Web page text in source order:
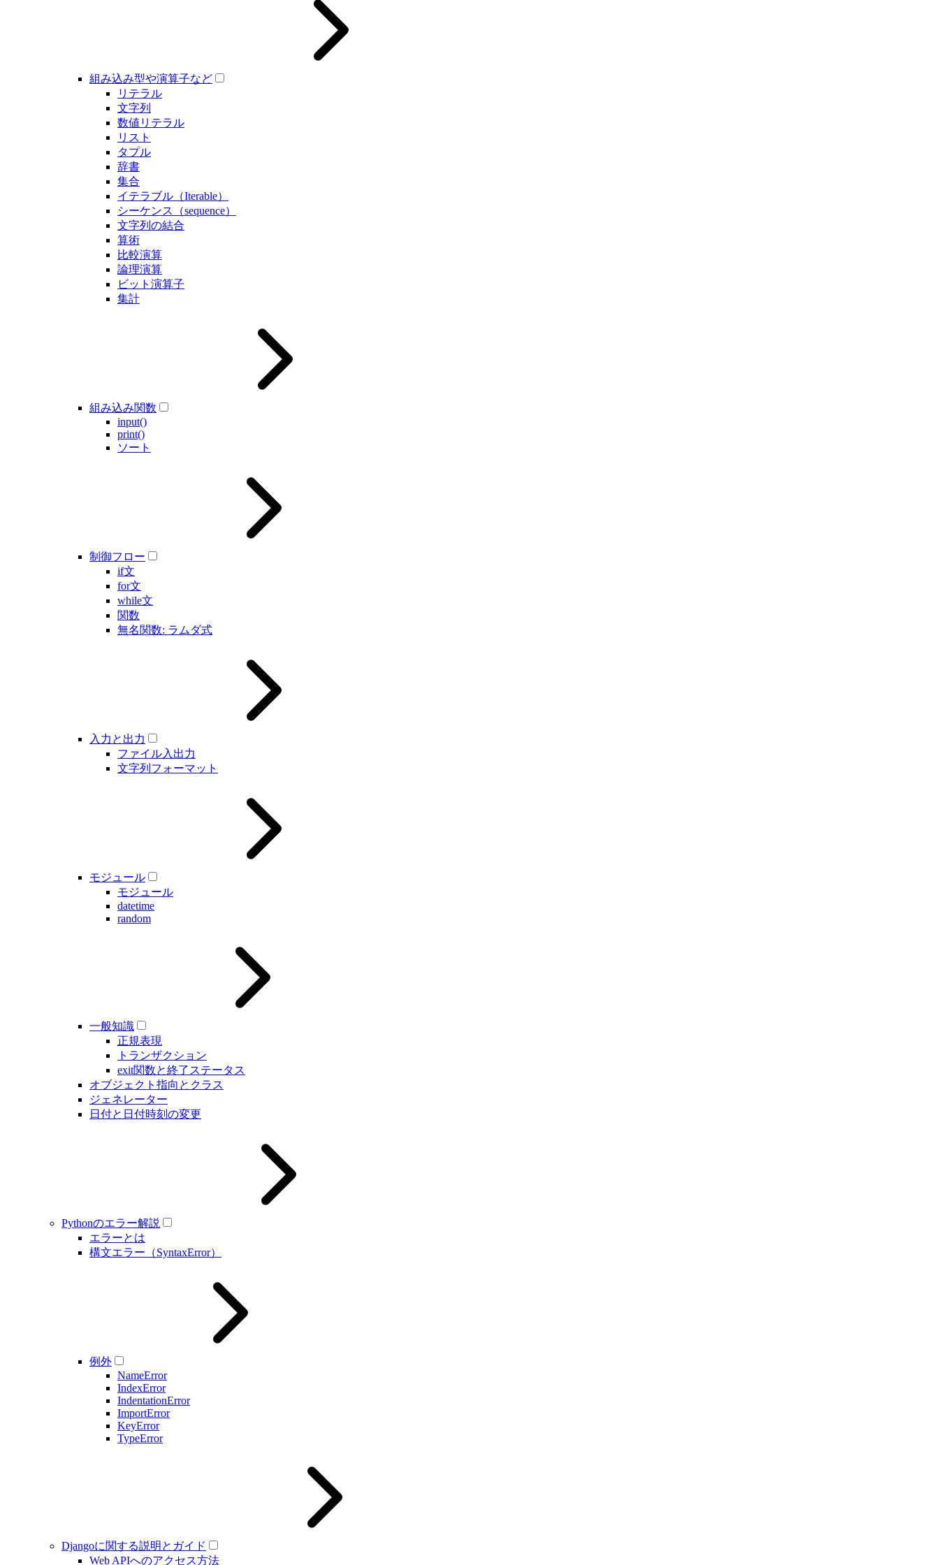
組み込み型や演算子など
リテラル
文字列
数値リテラル
リスト
タプル
辞書
集合
イテラブル（Iterable）
シーケンス（sequence）
文字列の結合
算術
比較演算
論理演算
ビット演算子
集計
組み込み関数
input()
print()
ソート
制御フロー
if文
for文
while文
関数
無名関数: ラムダ式
入力と出力
ファイル入出力
文字列フォーマット
モジュール
モジュール
datetime
random
一般知識
正規表現
トランザクション
exit関数と終了ステータス
オブジェクト指向とクラス
ジェネレーター
日付と日付時刻の変更
Pythonのエラー解説
エラーとは
構文エラー（SyntaxError）
例外
NameError
IndexError
IndentationError
ImportError
KeyError
TypeError
Djangoに関する説明とガイド
Web APIへのアクセス方法